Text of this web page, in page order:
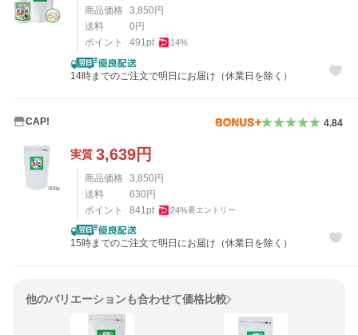
商品価格 3,850 円
送料
0 円
ポイント
491pt 14%
14時までのご注文で明日にお届け（休業日を除く）
CAP! 4.84
実質 3,639円
商品価格 3,850円
送料
630円
ポイント
841 pt 24%要エントリー
15時までのご注文で明日にお届け（休業日を除く）
他のバリエーションも合わせて価格比較